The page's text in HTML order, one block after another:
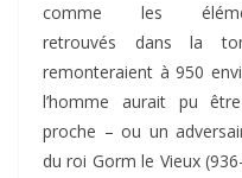
comme les
retrouvés dans la
remonteraient à 950
l’homme aurait pu
proche – ou un
du roi Gorm le Vieux